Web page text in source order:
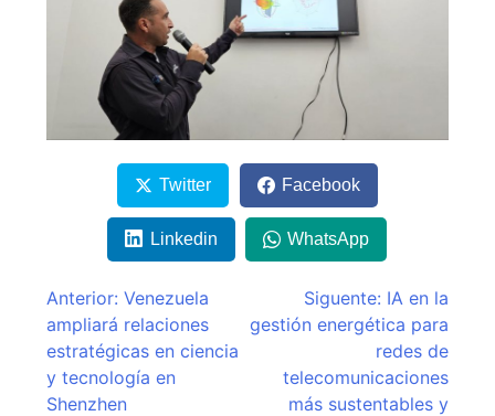
Twitter Facebook
Linkedin WhatsApp
Navegación
de
entradas
Anterior: Venezuela
ampliará relaciones
estratégicas en ciencia
y tecnología en
Shenzhen
Siguente: IA en la
gestión energética para
redes de
telecomunicaciones
más sustentables y